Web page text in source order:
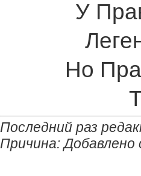
У
Но
Последний раз
Причина: